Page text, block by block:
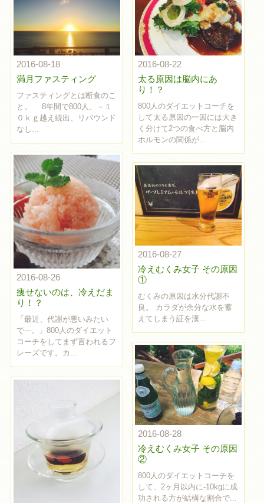
2016-08-18
満月ファスティング
ファスティングとは断食のこ
と。 8年間で800人、－１
０ｋｇ越え続出、リバウンド
なし...
2016-08-22
太る原因は脳内にあ
り！？
800人のダイエットコーチを
して太る原因の一因には大き
く分けて2つの食べ方と脳内
ホルモンの関係が...
2016-08-26
痩せないのは、冷えだま
り！？
「最近、代謝が悪いみたい
で---。」800人のダイエット
コーチをしてまず言われるフ
レーズです。カ...
2016-08-27
冷えむくみ女子 その原因
①
むくみの原因は水分代謝不
良。 カラダが余分な水を蓄
えてしまう証を漢...
2016-08-28
冷えむくみ女子 その原因
②
800人のダイエットコーチを
して、2ヶ月以内に-10kgに成
功される方が結構な割合で...